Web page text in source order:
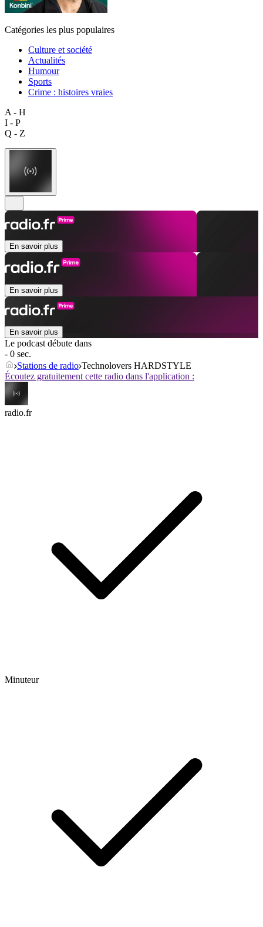
Catégories les plus populaires
Culture et société
Actualités
Humour
Sports
Crime : histoires vraies
A - H
I - P
Q - Z
En savoir plus
En savoir plus
En savoir plus
Le podcast débute dans
- 0 sec.
Stations de radio Technolovers HARDSTYLE
Écoutez gratuitement cette radio dans l'application :
radio.fr
Minuteur